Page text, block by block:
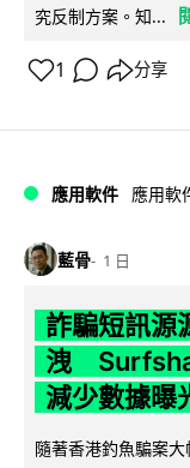
究反制方案。知...
1 分享
應用軟件 應用軟
藍骨 1 日
詐騙短訊源
洩
減少數據曝
隨著香港釣魚騙案